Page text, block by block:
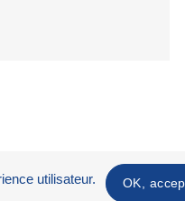
utilisateur. OK,